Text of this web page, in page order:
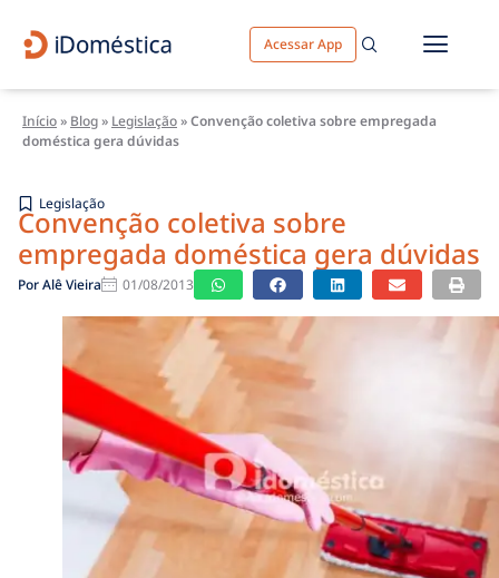
Acessar App
Início» Blog» Legislação»Convenção coletiva sobre empregada
doméstica gera dúvidas
Legislação
Convenção coletiva sobre
empregada doméstica gera dúvidas
PorAlê Vieira 01/08/2013